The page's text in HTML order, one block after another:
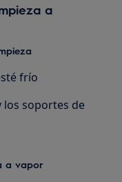
a
frío
los soportes de
a vapor